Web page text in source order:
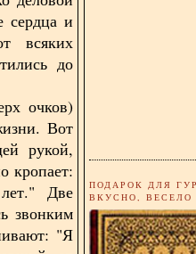
сердца и
всяких
до
очков)
Вот
рукой,
кропает:
Две
звонким
"Я
ПОДАРОК ДЛЯ
ВКУСНО, ВЕСЕЛО